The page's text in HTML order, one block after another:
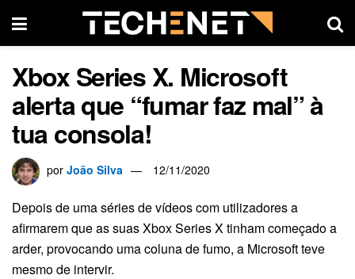
Xbox Series X. Microsoft
alerta que “fumar faz mal” à
tua consola!
por João Silva 12/11/2020
Depois de uma séries de vídeos com utilizadores a
afirmarem que as suas Xbox Series X tinham começado a
arder, provocando uma coluna de fumo, a Microsoft teve
mesmo de intervir.